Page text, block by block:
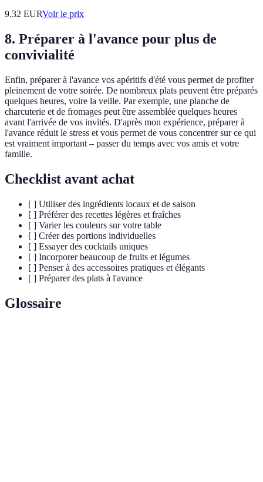
9.32 EURVoir le prix
8. Préparer à l'avance pour plus de
convivialité
Enfin, préparer à l'avance vos apéritifs d'été vous permet de profiter
pleinement de votre soirée. De nombreux plats peuvent être préparés
quelques heures, voire la veille. Par exemple, une planche de
charcuterie et de fromages peut être assemblée quelques heures
avant l'arrivée de vos invités. D'après mon expérience, préparer à
l'avance réduit le stress et vous permet de vous concentrer sur ce qui
est vraiment important – passer du temps avec vos amis et votre
famille.
Checklist avant achat
[ ] Utiliser des ingrédients locaux et de saison
[ ] Préférer des recettes légères et fraîches
[ ] Varier les couleurs sur votre table
[ ] Créer des portions individuelles
[ ] Essayer des cocktails uniques
[ ] Incorporer beaucoup de fruits et légumes
[ ] Penser à des accessoires pratiques et élégants
[ ] Préparer des plats à l'avance
Glossaire